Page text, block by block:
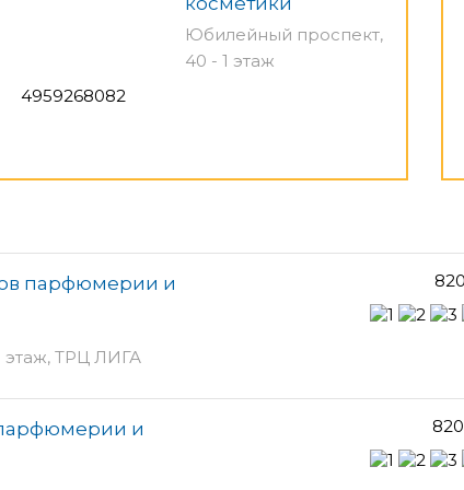
Юбилейный проспект,
40 - 1 этаж
4959268082
парфюмерии и
этаж, ТРЦ ЛИГА
и